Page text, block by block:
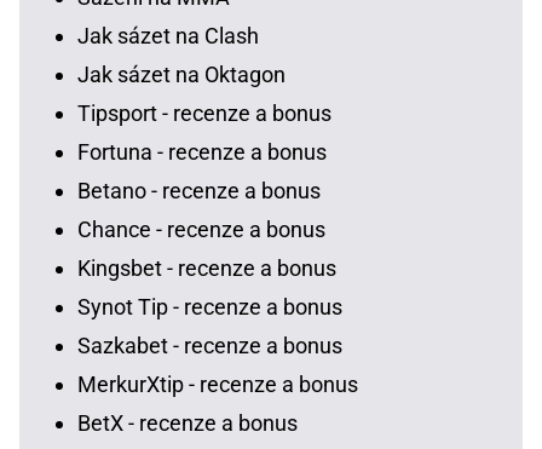
Jak sázet na Clash
Jak sázet na Oktagon
Tipsport - recenze a bonus
Fortuna - recenze a bonus
Betano - recenze a bonus
Chance - recenze a bonus
Kingsbet - recenze a bonus
Synot Tip - recenze a bonus
Sazkabet - recenze a bonus
MerkurXtip - recenze a bonus
BetX - recenze a bonus